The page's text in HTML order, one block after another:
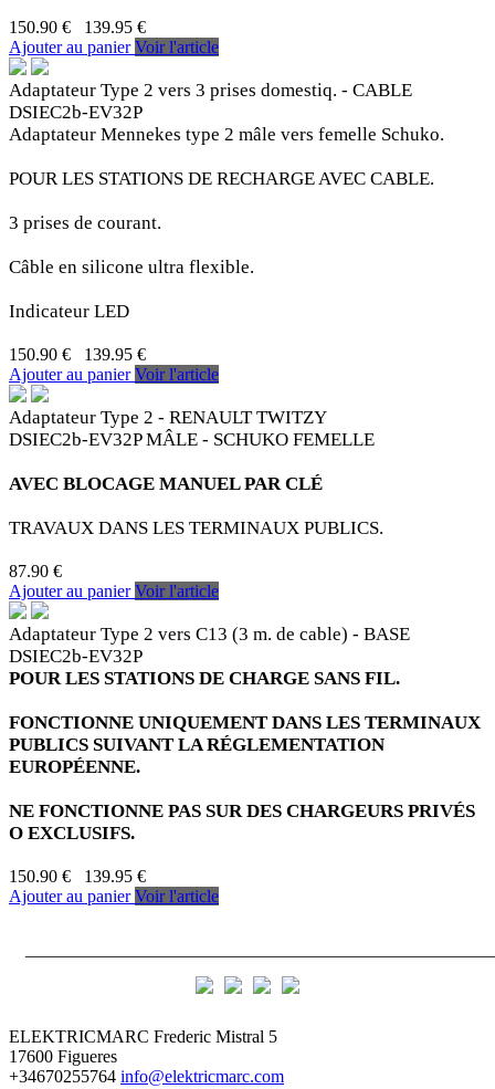
150.90 €
139.95 €
Ajouter au panierVoir l'article
Adaptateur Type 2 vers 3 prises domestiq. - CABLE
DSIEC2b-EV32P
Adaptateur Mennekes type 2 mâle vers femelle Schuko.
POUR LES STATIONS DE RECHARGE AVEC CABLE.
3 prises de courant.
Câble en silicone ultra flexible.
Indicateur LED
150.90 €
139.95 €
Ajouter au panierVoir l'article
Adaptateur Type 2 - RENAULT TWITZY
DSIEC2b-EV32P MÂLE - SCHUKO FEMELLE
AVEC BLOCAGE MANUEL PAR CLÉ
TRAVAUX DANS LES TERMINAUX PUBLICS.
87.90 €
Ajouter au panierVoir l'article
Adaptateur Type 2 vers C13 (3 m. de cable) - BASE
DSIEC2b-EV32P
POUR LES STATIONS DE CHARGE SANS FIL.
FONCTIONNE UNIQUEMENT DANS LES TERMINAUX
PUBLICS SUIVANT LA RÉGLEMENTATION
EUROPÉENNE.
NE FONCTIONNE PAS SUR DES CHARGEURS PRIVÉS
O EXCLUSIFS.
150.90 €
139.95 €
Ajouter au panierVoir l'article
ELEKTRICMARC Frederic Mistral 5
17600 Figueres
+34670255764 info@elektricmarc.com